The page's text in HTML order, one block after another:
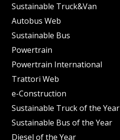
Sustainable Truck&Van
Autobus Web
Sustainable Bus
Powertrain
Powertrain International
Trattori Web
e-Construction
Sustainable Truck of the Year
Sustainable Bus of the Year
Diesel of the Year